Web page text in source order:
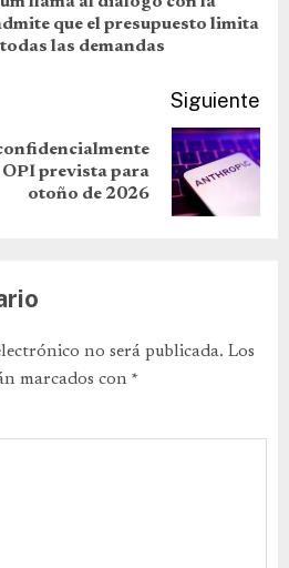
que el presupuesto limita
las demandas
Siguiente
prevista para
otoño de 2026
no será publicada. Los
marcados con *